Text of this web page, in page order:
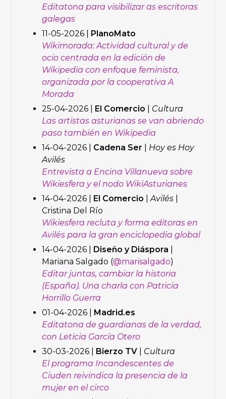
Editatona para visibilizar as escritoras
galegas
11-05-2026 | PlanoMato
Wikimorada: Actividad cultural y de
ocio centrada en la edición de
Wikipedia con enfoque feminista,
organizada por la cooperativa A
Morada
25-04-2026 | El Comercio
Cultura
Las artistas asturianas se van abriendo
paso también en Wikipedia
14-04-2026 | Cadena Ser
Hoy es Hoy
Avilés
Entrevista a Encina Villanueva sobre
Wikiesfera y el nodo WikiAsturianes
14-04-2026 | El Comercio |Avilés
Cristina Del Río
Wikiesfera recluta y forma editoras en
Avilés para la gran enciclopedia global
14-04-2026 | Diseño y Diáspora
Mariana Salgado (@marisalgado)
Editar juntas, cambiar la historia
(España). Una charla con Patricia
Horrillo Guerra
01-04-2026 |
Madrid.es
Editatona de guardianas de la verdad,
con Leticia García Otero
30-03-2026 |
Bierzo TV
Cultura
El programa Incandescentes de
Ciuden reivindica la presencia de la
mujer en el circo